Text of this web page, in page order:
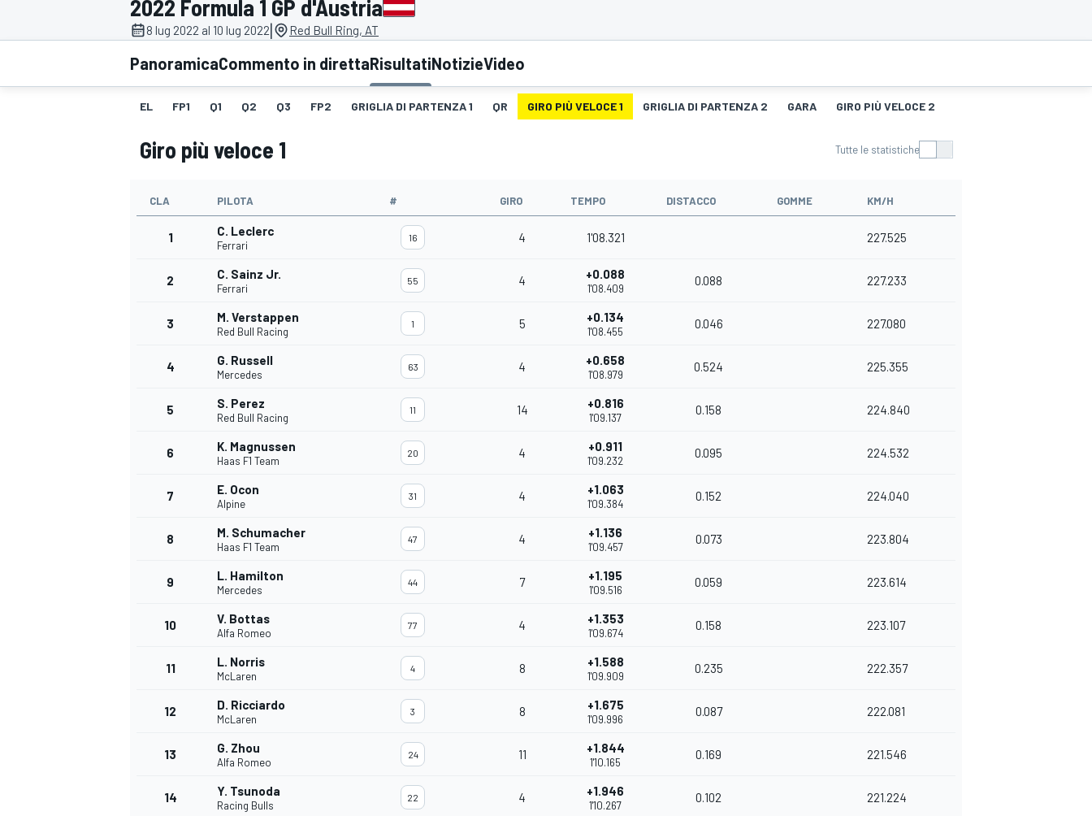
MOTOGP WEC
WRC
MONOPOSTO
2022 Formula 1 GP d'Austria
8 lug 2022 al 10 lug 2022| Red Bull Ring, AT
PanoramicaCommento in direttaRisultatiNotizieVideo
EL FP1 Q1 Q2 Q3 FP2 GRIGLIA DI PARTENZA 1 QR GIRO PIÙ VELOCE 1 GRIGLIA DI PARTENZA 2 GARA GIRO PIÙ VELOCE 2
Giro più veloce 1 Tutte le statistiche
CLA PILOTA # GIRO TEMPO DISTACCO GOMME KM/H
1 C. Leclerc
Ferrari
16 4 1'08.321 227.525
2 C. Sainz Jr.
Ferrari
55 4 +0.088
1'08.409
0.088 227.233
3 M. Verstappen
Red Bull Racing
1 5 +0.134
1'08.455
0.046 227.080
4 G. Russell
Mercedes
63 4 +0.658
1'08.979
0.524 225.355
5 S. Perez
Red Bull Racing
11 14 +0.816
1'09.137
0.158 224.840
6 K. Magnussen
Haas F1 Team
20 4 +0.911
1'09.232
0.095 224.532
7 E. Ocon
Alpine
31 4 +1.063
1'09.384
0.152 224.040
8 M. Schumacher
Haas F1 Team
47 4 +1.136
1'09.457
0.073 223.804
9 L. Hamilton
Mercedes
44 7 +1.195
1'09.516
0.059 223.614
10 V. Bottas
Alfa Romeo
77 4 +1.353
1'09.674
0.158 223.107
11 L. Norris
McLaren
4 8 +1.588
1'09.909
0.235 222.357
12 D. Ricciardo
McLaren
3 8 +1.675
1'09.996
0.087 222.081
13 G. Zhou
Alfa Romeo
24 11 +1.844
1'10.165
0.169 221.546
14 Y. Tsunoda
Racing Bulls
22 4 +1.946
1'10.267
0.102 221.224